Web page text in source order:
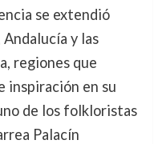
se extendió
y las
regiones que
en su
de los folkloristas
Palacín